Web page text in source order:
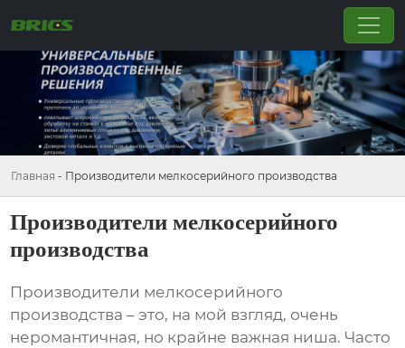
Главная - Производители мелкосерийного производства
Производители мелкосерийного
производства
Производители мелкосерийного
производства – это, на мой взгляд, очень
неромантичная, но крайне важная ниша. Часто